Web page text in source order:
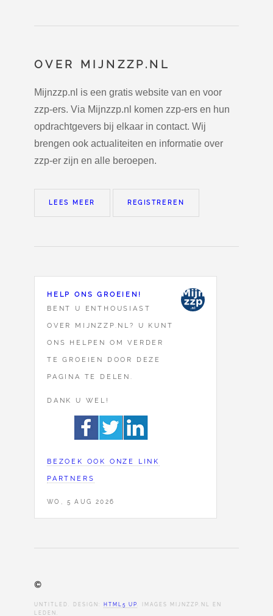
OVER MIJNZZP.NL
Mijnzzp.nl is een gratis website van en voor
zzp-ers. Via Mijnzzp.nl komen zzp-ers en hun
opdrachtgevers bij elkaar in contact. Wij
brengen ook actualiteiten en informatie over
zzp-er zijn en alle beroepen.
LEES MEER REGISTREREN
HELP ONS GROEIEN!
BENT U ENTHOUSIAST
OVER MIJNZZP.NL? U KUNT
ONS HELPEN OM VERDER
TE GROEIEN DOOR DEZE
PAGINA TE DELEN.
DANK U WEL!
BEZOEK OOK ONZE LINK
PARTNERS
WO, 5 AUG 2026
©
UNTITLED. DESIGN: HTML5 UP. IMAGES MIJNZZP.NL EN
LEDEN.